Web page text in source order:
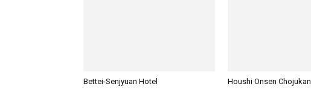
Bettei-Senjyuan Hotel Houshi Onsen Chojukan